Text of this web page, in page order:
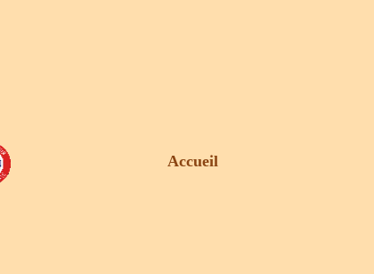
Accueil